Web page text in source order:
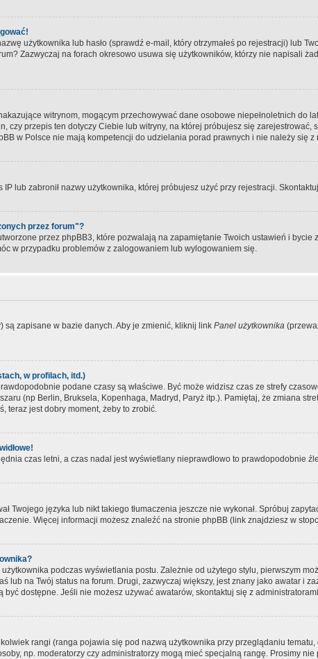
użytkownika lub hasło (sprawdź e-mail, który otrzymałeś po rejestracji) lub
Zazwyczaj na forach okresowo usuwa się użytkowników, którzy nie napisali
witrynom, mogącym przechowywać dane osobowe niepełnoletnich
czy przepis ten dotyczy Ciebie lub witryny, na której próbujesz się
w Polsce nie mają kompetencji do udzielania porad prawnych i nie należy się z
IP lub zabronił nazwy użytkownika, której próbujesz użyć przy rejestracji.
przez forum"?
przez phpBB3, które pozwalają na zapamiętanie Twoich ustawień i
w przypadku problemów z zalogowaniem lub wylogowaniem się.
zapisane w bazie danych. Aby je zmienić, kliknij link Panel użytkownika
w profilach, itd.)
podane czasy są właściwe. Być może widzisz czas ze strefy
(np Berlin, Bruksela, Kopenhaga, Madryd, Paryż itp.). Pamiętaj, że zmiana
teraz jest dobry moment, żeby to zrobić.
czas letni, a czas nadal jest wyświetlany nieprawdłowo to prawdopodobnie
Twojego języka lub nikt takiego tłumaczenia jeszcze nie wykonał. Spróbuj
Więcej informacji możesz znaleźć na stronie phpBB (link znajdziesz w
podczas wyświetlania postu. Zależnie od użytego stylu, pierwszym
lub na Twój status na forum. Drugi, zazwyczaj większy, jest znany jako awatar
dostępne. Jeśli nie możesz używać awatarów, skontaktuj się z
rangi (ranga pojawia się pod nazwą użytkownika przy przeglądaniu
np. moderatorzy czy administratorzy mogą mieć specjalną rangę. Prosimy